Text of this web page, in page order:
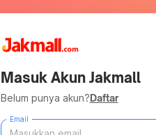
Masuk Akun Jakmall
Belum punya akun?Daftar
Email